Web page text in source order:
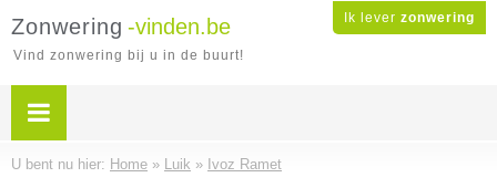
Ik lever zonwering
Zonwering -vinden.be
Vind zonwering bij u in de buurt!
U bent nu hier: Home » Luik » Ivoz Ramet